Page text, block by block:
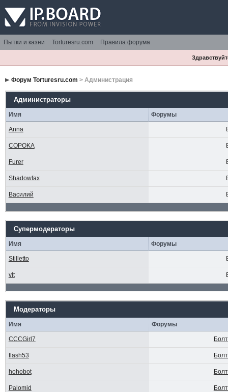
Пытки и казни Torturesru.com Правила форума
Форум Torturesru.com > Администрация
Администраторы
Имя Форумы
Anna
COPOKA
Furer
Shadowfax
Василий
Супермодераторы
Имя Форумы
Stilletto
vlt
Модераторы
Имя Форумы
CCCGirl7
flash53
hohobot
Palomid